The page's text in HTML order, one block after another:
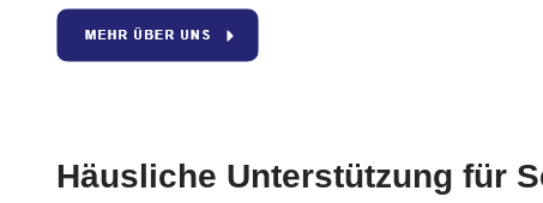
Häusliche Unterstützung für